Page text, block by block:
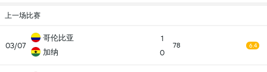
上一场比赛
03/07
哥伦比亚
加纳
1
0
78 6.4